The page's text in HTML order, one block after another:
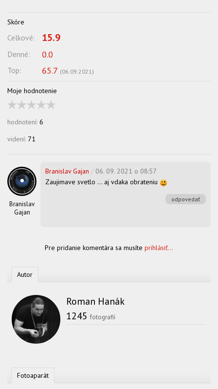
Skóre
Celkové: 15.9
Denné: 0.0
Top: 65.7 (06.09.2021)
Moje hodnotenie
hodnotení: 6
videní: 71
Branislav
Gajan
Branislav Gajan / 06. 09. 2021 o 08:57
Zaujimave svetlo … aj vdaka obrateniu
odpovedať
Pre pridanie komentára sa musíte prihlásiť...
Autor
Roman Hanák
1245 fotografií
Fotoaparát